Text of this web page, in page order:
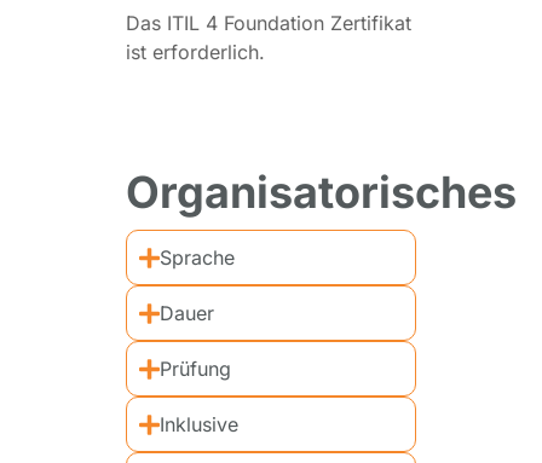
Das ITIL 4 Foundation Zertifikat
ist erforderlich.
Organisatorisches
Sprache
Dauer
Prüfung
Inklusive